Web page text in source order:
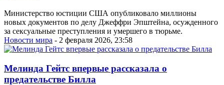
Министерство юстиции США опубликовало миллионы
новых документов по делу Джеффри Эпштейна, осужденного
за сексуальные преступления и умершего в тюрьме.
Новости мира - 2 февраля 2026, 23:58
Мелинда Гейтс впервые рассказала о
предательстве Билла